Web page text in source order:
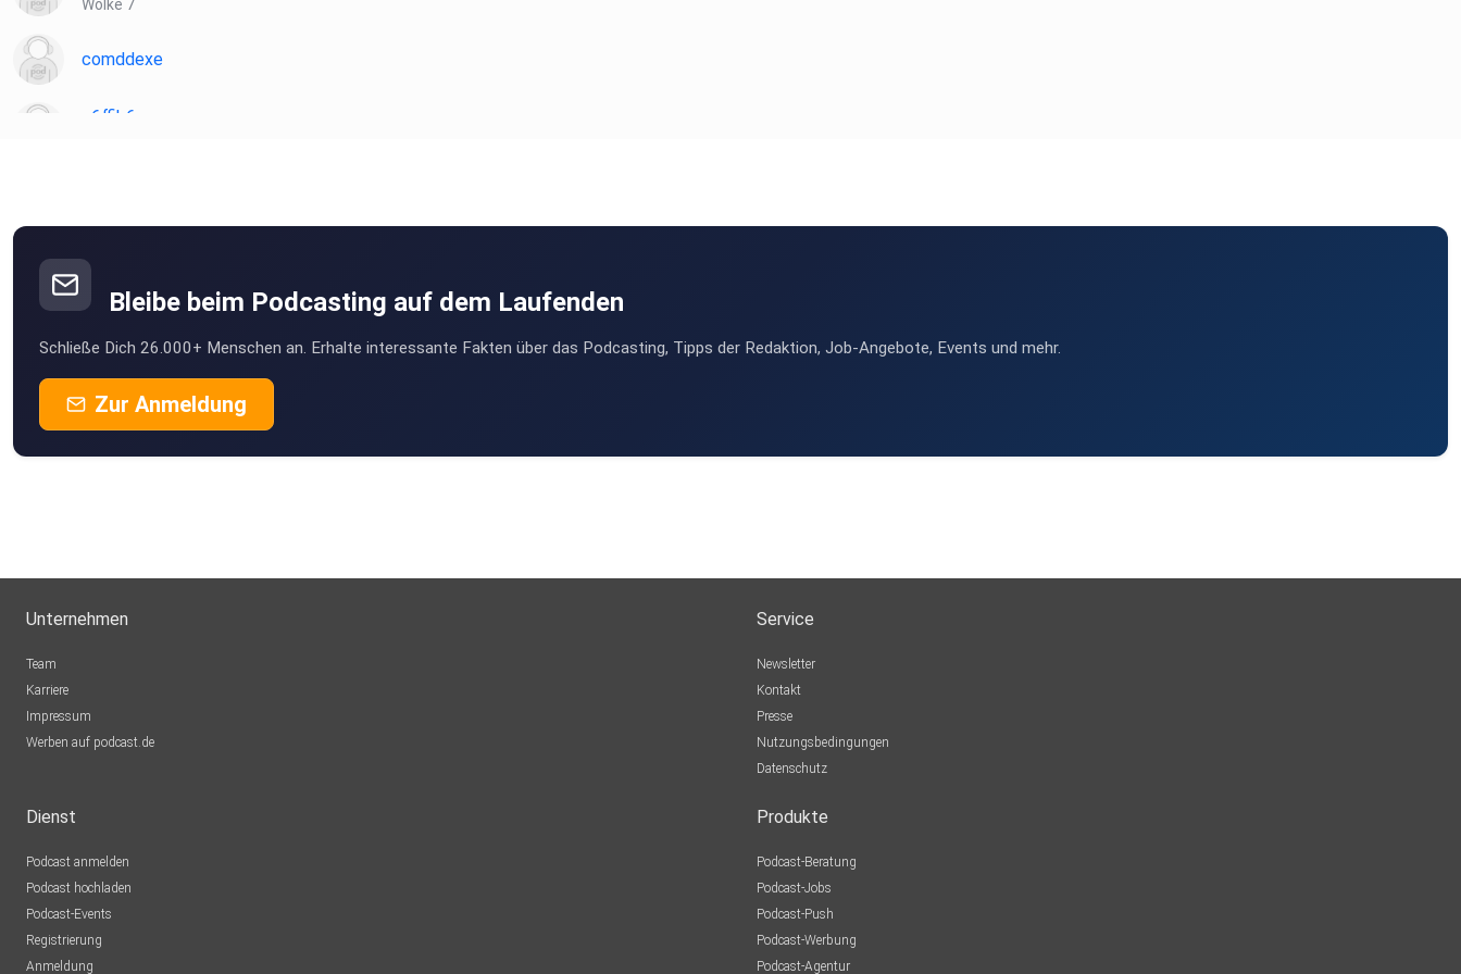
Wolke 7
comddexe
e6ffib6a
Liki
m1u8ofbn
Moers
Hank26
Martfeld
Bleibe beim Podcasting auf dem Laufenden
Schließe Dich 26.000+ Menschen an. Erhalte interessante Fakten über das Podcasting, Tipps der Redaktion, Job-Angebote, Events und mehr.
Zur Anmeldung
Unternehmen
Team
Karriere
Impressum
Werben auf podcast.de
Service
Newsletter
Kontakt
Presse
Nutzungsbedingungen
Datenschutz
Dienst
Podcast anmelden
Podcast hochladen
Podcast-Events
Registrierung
Anmeldung
Produkte
Podcast-Beratung
Podcast-Jobs
Podcast-Push
Podcast-Werbung
Podcast-Agentur